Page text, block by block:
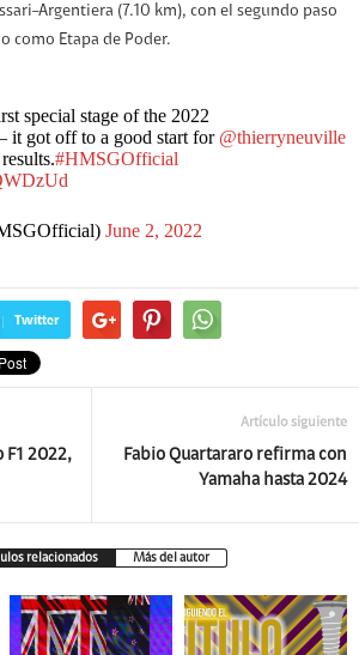
(7.10 km), con el segundo paso
como Etapa de Poder.
special stage of the 2022
it got off to a good start for @thierryneuville
#HMSGOfficial
June 2, 2022
Twitter
F1 2022,
Artículo siguiente
Fabio Quartararo refirma con
Yamaha hasta 2024
relacionados Más del autor